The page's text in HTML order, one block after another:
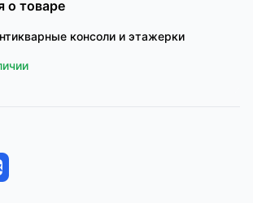
о товаре
консоли и этажерки